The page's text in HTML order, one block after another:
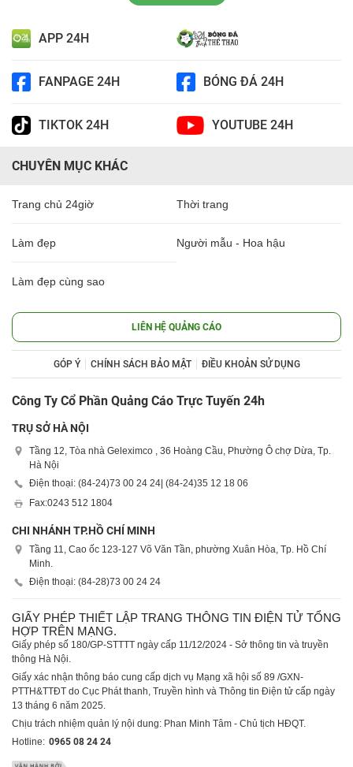
APP 24H
FANPAGE 24H BÓNG ĐÁ 24H
TIKTOK 24H YOUTUBE 24H
CHUYÊN MỤC KHÁC
Trang chủ 24giờ Thời trang
Làm đẹp Người mẫu - Hoa hậu
Làm đẹp cùng sao
LIÊN HỆ QUẢNG CÁO
GÓP Ý CHÍNH SÁCH BẢO MẬT ĐIỀU KHOẢN SỬ DỤNG
Công Ty Cổ Phần Quảng Cáo Trực Tuyến 24h
TRỤ SỞ HÀ NỘI
Tầng 12, Tòa nhà Geleximco , 36 Hoàng Cầu, Phường Ô chợ Dừa, Tp.
Hà Nội
Điện thoại: (84-24)73 00 24 24| (84-24)35 12 18 06
Fax:0243 512 1804
CHI NHÁNH TP.HỒ CHÍ MINH
Tầng 11, Cao ốc 123-127 Võ Văn Tần, phường Xuân Hòa, Tp. Hồ Chí
Minh.
Điện thoại: (84-28)73 00 24 24
GIẤY PHÉP THIẾT LẬP TRANG THÔNG TIN ĐIỆN TỬ TỔNG
HỢP TRÊN MẠNG.
Giấy phép số 180/GP-STTTT ngày cấp 11/12/2024 - Sở thông tin và truyền
thông Hà Nội.
Giấy xác nhận thông báo cung cấp dịch vụ Mạng xã hội số 89 /GXN-
PTTH&TTĐT do Cục Phát thanh, Truyền hình và Thông tin Điện tử cấp ngày
13 tháng 6 năm 2025.
Chịu trách nhiệm quản lý nội dung: Phan Minh Tâm - Chủ tịch HĐQT.
Hotline: 0965 08 24 24